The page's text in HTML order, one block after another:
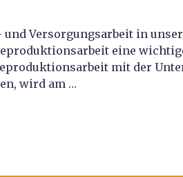
Versorgungsarbeit in
eine
mit der
wird am …